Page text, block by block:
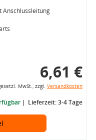
Anschlussleitung
6,61 €
MwSt., zzgl. Versandkosten
Lieferzeit: 3-4 Tage